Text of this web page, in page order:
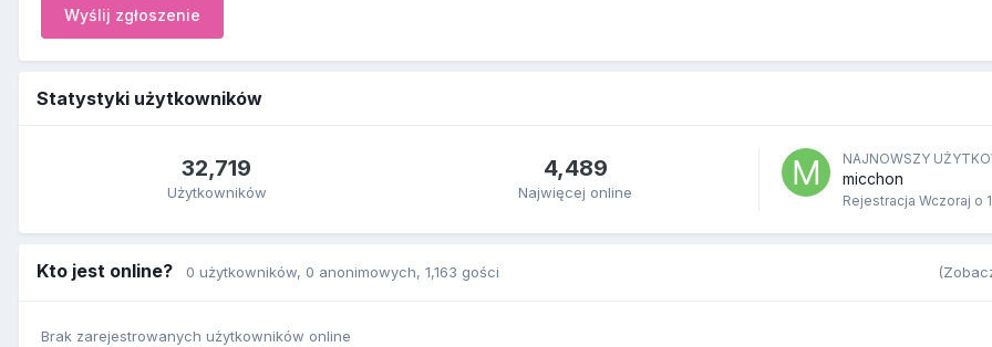
Wyślij zgłoszenie
Statystyki użytkowników
32,719
Użytkowników
4,489
Najwięcej online
NAJNOWSZY
micchon
Rejestracja Wczoraj o
Kto jest online? 0 użytkowników, 0 anonimowych, 1,163 gości
Brak zarejestrowanych użytkowników online